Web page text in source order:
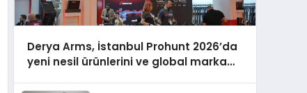
Derya Arms, İstanbul Prohunt 2026’da
yeni nesil ürünlerini ve global marka